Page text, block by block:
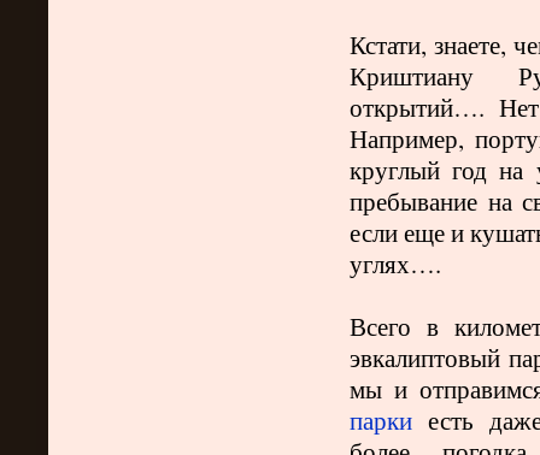
Кстати, знаете,
Криштиану
открытий….
Например,
круглый год на
пребывание на
если еще и
углях….
Всего в
эвкалиптовый
мы и
парки есть